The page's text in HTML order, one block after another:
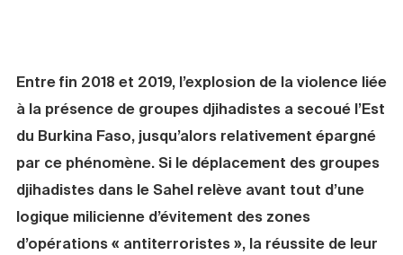
Entre fin 2018 et 2019, l’explosion de la violence liée
à la présence de groupes djihadistes a secoué l’Est
du Burkina Faso, jusqu’alors relativement épargné
par ce phénomène. Si le déplacement des groupes
djihadistes dans le Sahel relève avant tout d’une
logique milicienne d’évitement des zones
d’opérations « antiterroristes », la réussite de leur